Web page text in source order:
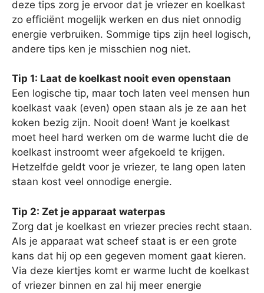
deze tips zorg je ervoor dat je vriezer en koelkast
zo efficiënt mogelijk werken en dus niet onnodig
energie verbruiken. Sommige tips zijn heel logisch,
andere tips ken je misschien nog niet.
Tip 1: Laat de koelkast nooit even openstaan
Een logische tip, maar toch laten veel mensen hun
koelkast vaak (even) open staan als je ze aan het
koken bezig zijn. Nooit doen! Want je koelkast
moet heel hard werken om de warme lucht die de
koelkast instroomt weer afgekoeld te krijgen.
Hetzelfde geldt voor je vriezer, te lang open laten
staan kost veel onnodige energie.
Tip 2: Zet je apparaat waterpas
Zorg dat je koelkast en vriezer precies recht staan.
Als je apparaat wat scheef staat is er een grote
kans dat hij op een gegeven moment gaat kieren.
Via deze kiertjes komt er warme lucht de koelkast
of vriezer binnen en zal hij meer energie